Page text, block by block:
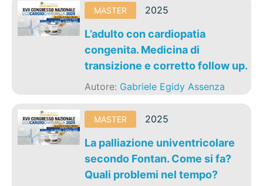
MASTER 2025
L’adulto con cardiopatia
congenita. Medicina di
transizione e corretto follow up.
Autore: Gabriele Egidy Assenza
MASTER 2025
La palliazione univentricolare
secondo Fontan. Come si fa?
Quali problemi nel tempo?